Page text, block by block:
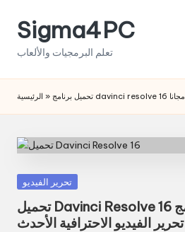
SkipSigma4PC
تعلم البرمجيات والألعاب
الرئيسية » تحميل برنامج davinci resolve 16 مجانا
Posted
تحرير الفيديو
تحميل Davinci Resolve 16 الكراك الكامل برامج
تحرير الفيديو الاحترافية الأحدث